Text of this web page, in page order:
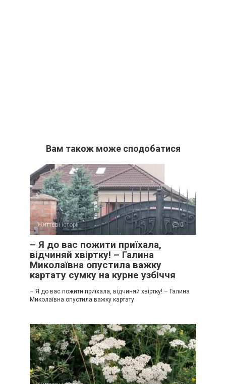
Вам також може сподобатися
Життєві історії 0
– Я до вас пожити приїхала,
відчиняй хвіртку! – Галина
Миколаївна опустила важку
картату сумку на курне узбіччя
– Я до вас пожити приїхала, відчиняй хвіртку! – Галина
Миколаївна опустила важку картату